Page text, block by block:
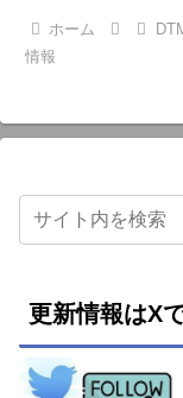
ホーム
情報
更新情報はX